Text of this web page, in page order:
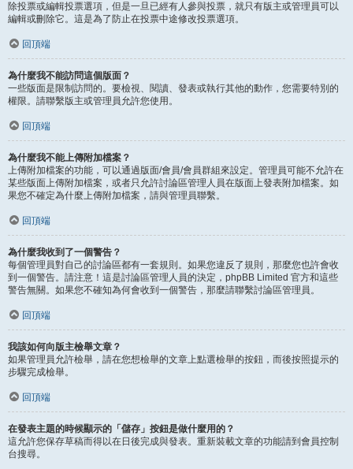
除投票或編輯投票選項，但是一旦已經有人參與投票，就只有版主或管理員可以
編輯或刪除它。這是為了防止在投票中途修改投票選項。
回頂端
為什麼我不能訪問這個版面？
一些版面是限制訪問的。要檢視、閱讀、發表或執行其他的動作，您需要特別的
權限。請聯繫版主或管理員允許您使用。
回頂端
為什麼我不能上傳附加檔案？
上傳附加檔案的功能，可以通過版面/會員/會員群組來設定。管理員可能不允許在
某些版面上傳附加檔案，或者只允許討論區管理人員在版面上發表附加檔案。如
果您不確定為什麼上傳附加檔案，請與管理員聯繫。
回頂端
為什麼我收到了一個警告？
每個管理員對自己的討論區都有一套規則。如果您違反了規則，那麼您也許會收
到一個警告。請注意！這是討論區管理人員的決定，phpBB Limited 官方和這些
警告無關。如果您不確知為何會收到一個警告，那麼請聯繫討論區管理員。
回頂端
我該如何向版主檢舉文章？
如果管理員允許檢舉，請在您想檢舉的文章上點選檢舉的按鈕，而後按照提示的
步驟完成檢舉。
回頂端
在發表主題的時候顯示的「儲存」按鈕是做什麼用的？
這允許您保存草稿而得以在日後完成與發表。重新裝載文章的功能請到會員控制
台搜尋。